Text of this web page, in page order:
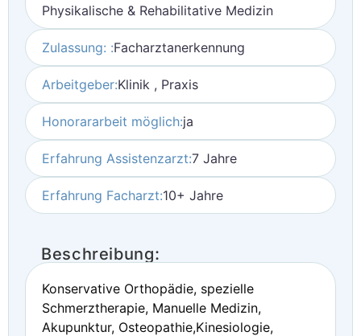
Physikalische & Rehabilitative Medizin
Zulassung: :Facharztanerkennung
Arbeitgeber:Klinik , Praxis
Honorararbeit möglich:ja
Erfahrung Assistenzarzt:7 Jahre
Erfahrung Facharzt:10+ Jahre
Beschreibung:
Konservative Orthopädie, spezielle
Schmerztherapie, Manuelle Medizin,
Akupunktur, Osteopathie,Kinesiologie,